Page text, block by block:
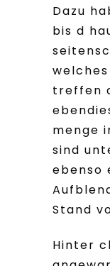
Dazu
bis d
treffen
menge
sind
ebenso
Stand
Hinter